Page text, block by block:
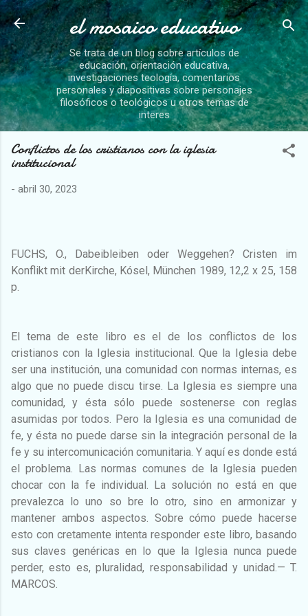
Ir al contenido principal
el mosaico educativo
Se trata de un blog sobre artículos de
educación, orientación educativa,
investigaciones teología, comentarios
personales y diapositivas sobre personajes
filosóficos o teológicos u otros temas de
interes
Conflictos de los cristianos con la iglesia
institucional
- abril 30, 2023
FUCHS, O., Dabeibleiben oder Weggehen? Cristen im
Konflikt mit derKirche, Kósel, München 1989, 12,2 x 25, 158
p.
El tema de este libro es el de los conflictos de los
cristianos con la Iglesia institucional. Que la Iglesia debe
ser una institución, una comunidad con normas internas, es
algo que no puede discu­ tirse. La Iglesia es siempre una
comunidad, y ésta sólo puede sostenerse con reglas
asumidas por todos. Pero la Iglesia es una comunidad de
fe, y ésta no puede darse sin la integración personal de la
fe y su intercomunicación comunitaria. Y aquí es donde está
el problema. Las normas comunes de la Iglesia pueden
chocar con la fe individual. La solución no está en que
prevalezca lo uno so­ bre lo otro, sino en armonizar y
mantener ambos aspectos. Sobre cómo puede hacerse
esto con­ cretamente intenta responder este libro, basando
sus claves genéricas en lo que la Iglesia nunca puede
perder, esto es, pluralidad, responsabilidad y unidad.— T.
MARCOS.